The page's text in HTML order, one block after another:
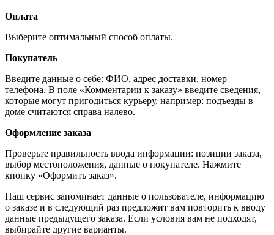
Оплата
Выберите оптимальный способ оплаты.
Покупатель
Введите данные о себе: ФИО, адрес доставки, номер
телефона. В поле «Комментарии к заказу» введите сведения,
которые могут пригодиться курьеру, например: подъезды в
доме считаются справа налево.
Оформление заказа
Проверьте правильность ввода информации: позиции заказа,
выбор местоположения, данные о покупателе. Нажмите
кнопку «Оформить заказ».
Наш сервис запоминает данные о пользователе, информацию
о заказе и в следующий раз предложит вам повторить к вводу
данные предыдущего заказа. Если условия вам не подходят,
выбирайте другие варианты.